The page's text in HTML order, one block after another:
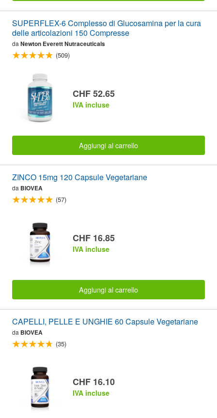
SUPERFLEX-6 Complesso di Glucosamina per la cura
delle articolazioni 150 Compresse
daNewton Everett Nutraceuticals
(509)
CHF 52.65
IVA incluse
Aggiungi al carrello
ZINCO 15mg 120 Capsule Vegetariane
da BIOVEA
(57)
CHF 16.85
IVA incluse
Aggiungi al carrello
CAPELLI, PELLE E UNGHIE 60 Capsule Vegetariane
da BIOVEA
(35)
CHF 16.10
IVA incluse